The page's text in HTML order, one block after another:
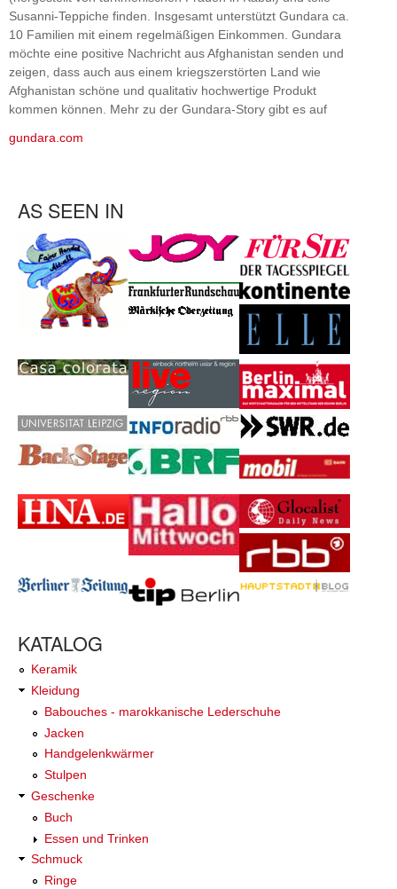
Susanni-Teppiche finden. Insgesamt unterstützt Gundara ca.
10 Familien mit einem regelmäßigen Einkommen. Gundara
möchte eine positive Nachricht aus Afghanistan senden und
zeigen, dass auch aus einem kriegszerstörten Land wie
Afghanistan schöne und qualitativ hochwertige Produkt
kommen können. Mehr zu der Gundara-Story gibt es auf
gundara.com
AS SEEN IN
KATALOG
Keramik
Kleidung
Babouches - marokkanische Lederschuhe
Jacken
Handgelenkwärmer
Stulpen
Geschenke
Buch
Essen und Trinken
Schmuck
Ringe